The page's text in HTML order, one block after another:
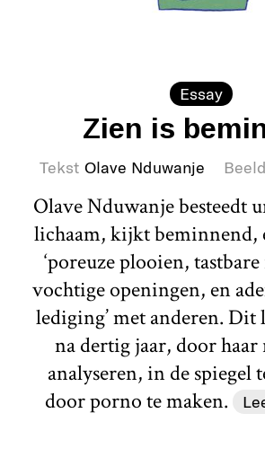
Essay
Zien is
Tekst Olave Nduwanje Beeld
Olave Nduwanje besteedt
lichaam, kijkt beminnend,
‘poreuze plooien,
vochtige openingen, en
lediging’ met anderen. Dit
na dertig jaar, door
analyseren, in de spiegel
door porno te maken.